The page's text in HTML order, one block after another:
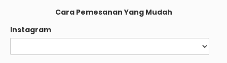
Cara Pemesanan Yang Mudah
Instagram